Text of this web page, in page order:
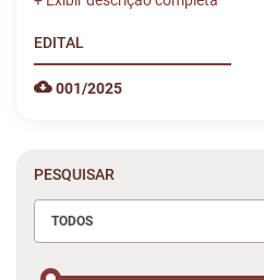
EDITAL
001/2025
PESQUISAR
TODOS